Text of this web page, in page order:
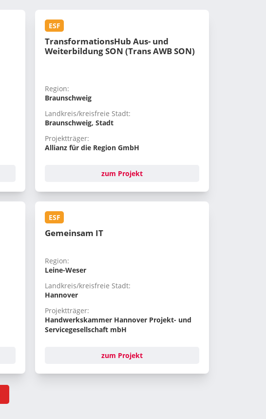
ESF
TransformationsHub Aus- und
Weiterbildung SON (Trans AWB SON)
Region:
Braunschweig
Landkreis/kreisfreie Stadt:
Braunschweig, Stadt
Projektträger:
Allianz für die Region GmbH
zum Projekt
ESF
Gemeinsam IT
Region:
Leine-Weser
Landkreis/kreisfreie Stadt:
Hannover
Projektträger:
Handwerkskammer Hannover Projekt- und
Servicegesellschaft mbH
zum Projekt